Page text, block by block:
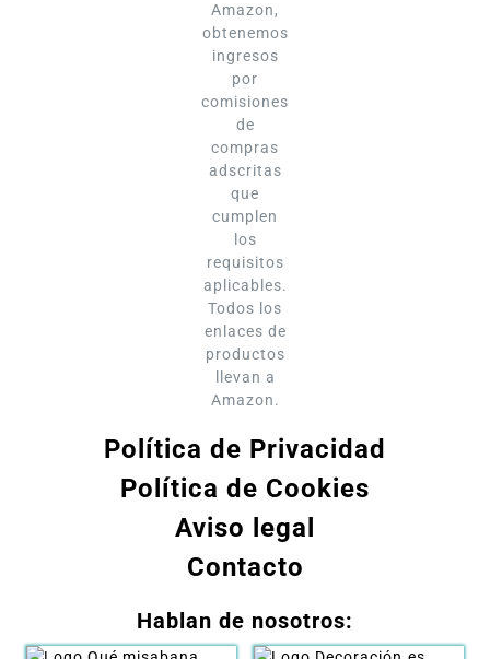
Amazon,
obtenemos
ingresos
por
comisiones
de
compras
adscritas
que
cumplen
los
requisitos
aplicables.
Todos los
enlaces de
productos
llevan a
Amazon.
Política de Privacidad
Política de Cookies
Aviso legal
Contacto
Hablan de nosotros: